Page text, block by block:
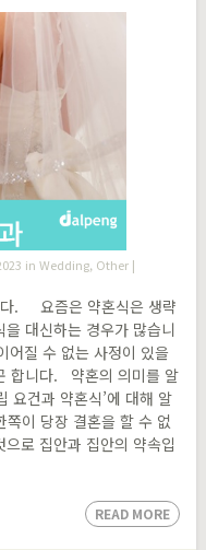
in Wedding, Other|
다. 요즘은 약혼식은 생략
대신하는 경우가 많습니
질 수 없는 사정이 있을
합니다. 약혼의 의미를 알
요건과 약혼식’에 대해 알
이 당장 결혼을 할 수 없
로 집안과 집안의 약속입
READ MORE